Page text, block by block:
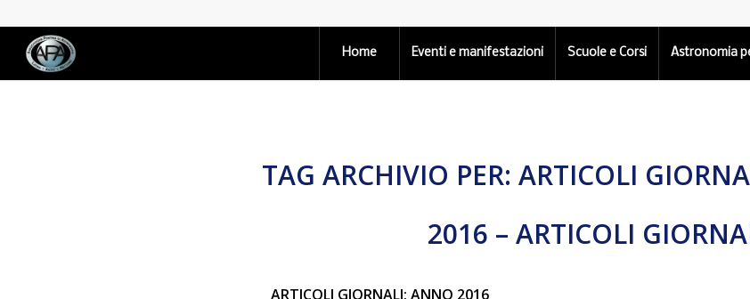
Home Eventi e manifestazioni Scuole e Corsi Astronomia
TAG ARCHIVIO PER: ARTICOLI
2016 – ARTICOLI
ARTICOLI GIORNALI: ANNO 2016